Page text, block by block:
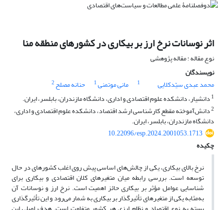
اثر نوسانات نرخ ارز بر بیکاری در کشورهای منطقه منا
نوع مقاله : مقاله پژوهشی
نویسندگان
محمد عبدی سیّدکلایی
1 مانی موتمنی1 حنانه مصلح 2
1 دانشیار، دانشکده علوم اقتصادی و اداری، دانشگاه مازندران، بابلسر، ایران.
2دانش‌آموخته مقطع کارشناسی ارشد اقتصاد، دانشکده علوم اقتصادی و اداری،
دانشگاه مازندران، بابلسر، ایران.
10.22096/esp.2024.2001053.1713
چکیده
نرخ بالای بیکاری، یکی از چالش‌های اساسی پیش روی اغلب کشورهای در حال
توسعه است. بررسی رابطه میان متغیرهای کلان اقتصادی و بیکاری برای
شناسایی عوامل مؤثر بر بیکاری حائز اهمیت است. نرخ ارز و نوسانات آن
به‌مثابه یکی از متغیرهای تأثیرگذار بر بیکاری به شمار می‌رود و این تأثیرگذاری